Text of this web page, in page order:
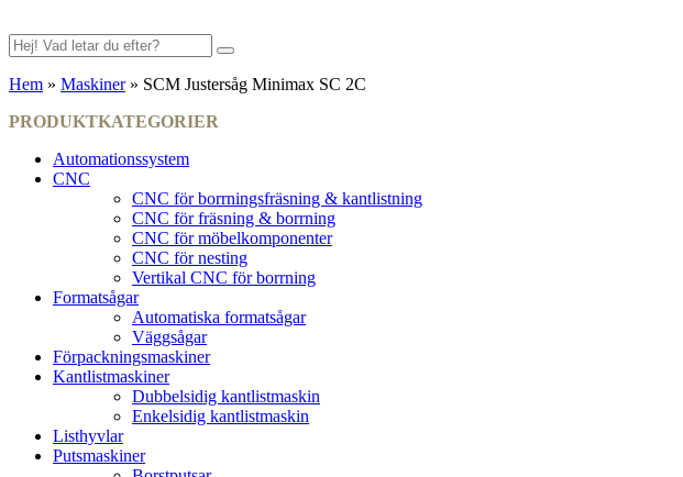
Hem » Maskiner» SCM Justersåg Minimax SC 2C
PRODUKTKATEGORIER
Automationssystem
CNC
CNC för borrningsfräsning & kantlistning
CNC för fräsning & borrning
CNC för möbelkomponenter
CNC för nesting
Vertikal CNC för borrning
Formatsågar
Automatiska formatsågar
Väggsågar
Förpackningsmaskiner
Kantlistmaskiner
Dubbelsidig kantlistmaskin
Enkelsidig kantlistmaskin
Listhyvlar
Putsmaskiner